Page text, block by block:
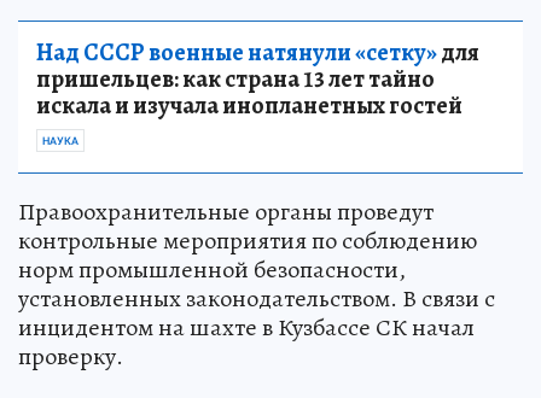
Над СССР военные натянули «сетку»для
пришельцев: как страна 13 лет тайно
искала и изучала инопланетных гостей
НАУКА
Правоохранительные органы проведут
контрольные мероприятия по соблюдению
норм промышленной безопасности,
установленных законодательством. В связи с
инцидентом на шахте в Кузбассе СК начал
проверку.